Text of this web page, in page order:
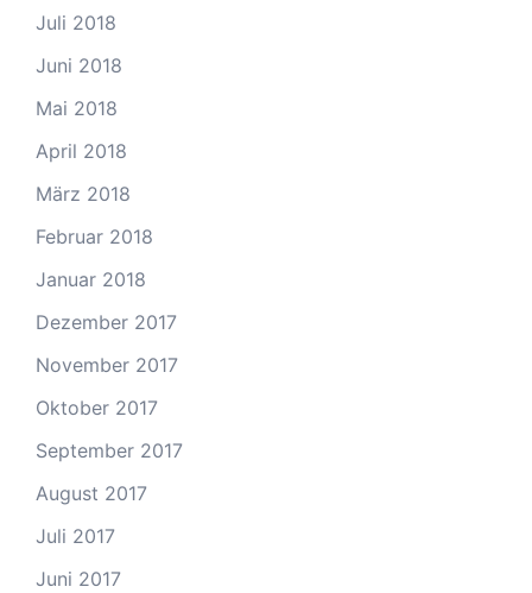
Juli 2018
Juni 2018
Mai 2018
April 2018
März 2018
Februar 2018
Januar 2018
Dezember 2017
November 2017
Oktober 2017
September 2017
August 2017
Juli 2017
Juni 2017